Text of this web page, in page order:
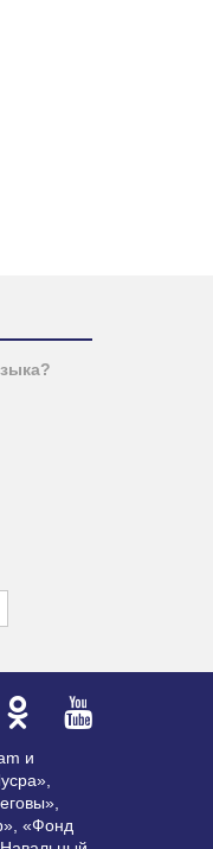
и
«Фонд